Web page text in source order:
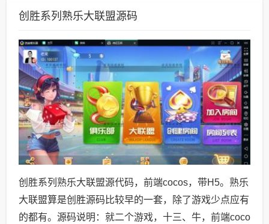
创胜系列熟乐大联盟源码
创胜系列熟乐大联盟源代码，前端cocos，带H5。熟乐
大联盟算是创胜源码比较早的一套，除了游戏少点应有
的都有。源码说明：就二个游戏，十三、牛，前端coco